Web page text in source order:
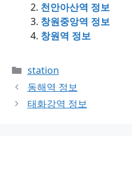
천안아산역 정보
창원중앙역 정보
창원역 정보
Categories
station
동해역 정보
태화강역 정보